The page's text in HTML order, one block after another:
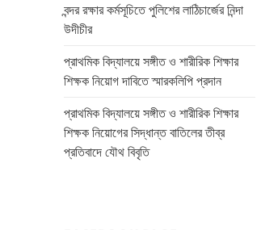
বন্দর রক্ষার কর্মসূচিতে পুলিশের লাঠিচার্জের নিন্দা
উদীচীর
প্রাথমিক বিদ্যালয়ে সঙ্গীত ও শারীরিক শিক্ষার
শিক্ষক নিয়োগ দাবিতে স্মারকলিপি প্রদান
প্রাথমিক বিদ্যালয়ে সঙ্গীত ও শারীরিক শিক্ষার
শিক্ষক নিয়োগের সিদ্ধান্ত বাতিলের তীব্র
প্রতিবাদে যৌথ বিবৃতি